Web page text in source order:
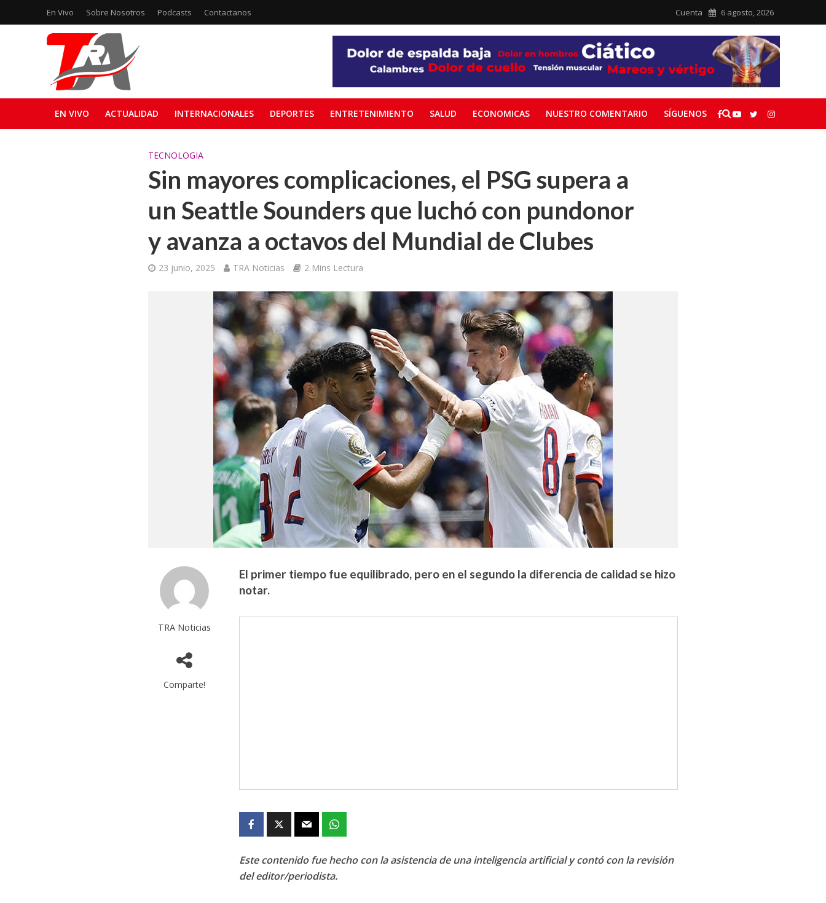
En Vivo Sobre Nosotros Podcasts Contactanos Cuenta 6 agosto, 2026
EN VIVO ACTUALIDAD INTERNACIONALES DEPORTES ENTRETENIMIENTO SALUD ECONOMICAS NUESTRO COMENTARIO SÍGUENOS
TECNOLOGIA
Sin mayores complicaciones, el PSG supera a
un Seattle Sounders que luchó con pundonor
y avanza a octavos del Mundial de Clubes
23 junio, 2025 TRA Noticias 2 Mins Lectura
TRA Noticias
Comparte!
El primer tiempo fue equilibrado, pero en el segundo la diferencia de calidad se hizo
notar.
Este contenido fue hecho con la asistencia de una inteligencia artificial y contó con la revisión
del editor/periodista.